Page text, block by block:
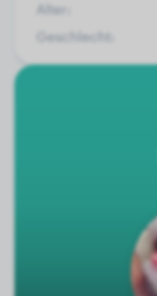
Alter:
Geschlecht: